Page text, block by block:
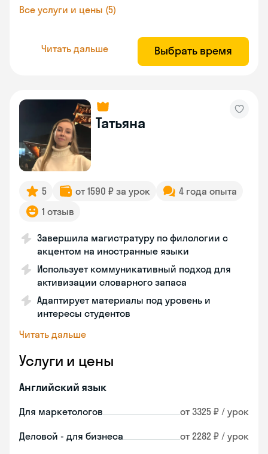
Все услуги и цены (5)
Читать дальше Выбрать время
Татьяна
5 от 1590 ₽ за урок
4 года опыта
1 отзыв
Завершила магистратуру по филологии с
акцентом на иностранные языки
Использует коммуникативный подход для
активизации словарного запаса
Адаптирует материалы под уровень и
интересы студентов
Читать дальше
Услуги и цены
Английский язык
Для маркетологов от 3325 ₽ / урок
Деловой - для бизнеса от 2282 ₽ / урок